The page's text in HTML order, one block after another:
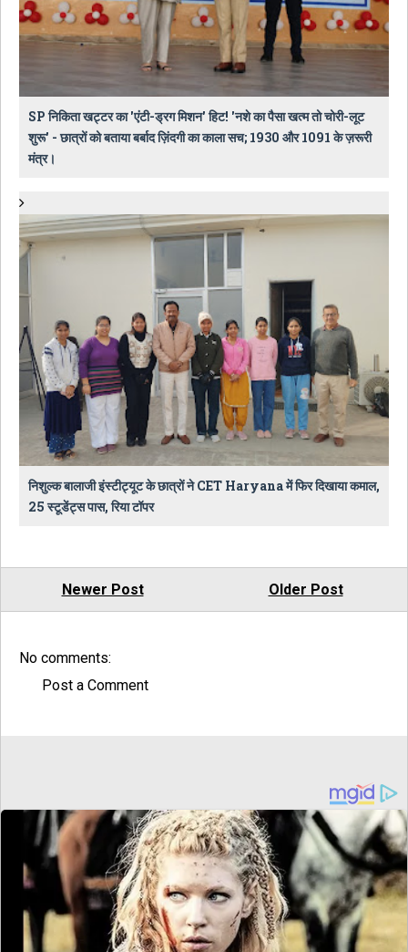
SP निकिता खट्टर का 'एंटी-ड्रग मिशन' हिट! 'नशे का पैसा खत्म तो चोरी-लूट
शुरू' - छात्रों को बताया बर्बाद ज़िंदगी का काला सच; 1930 और 1091 के ज़रूरी
मंत्र।
निशुल्क बालाजी इंस्टीट्यूट के छात्रों ने CET Haryana में फिर दिखाया कमाल,
25 स्टूडेंट्स पास, रिया टॉपर
Newer Post Older Post
No comments:
Post a Comment